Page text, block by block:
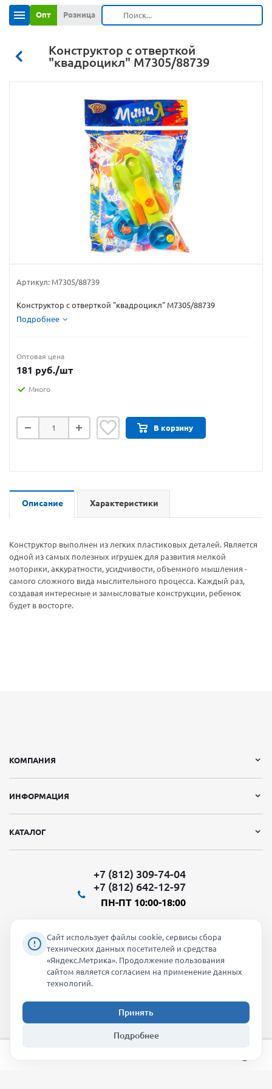
Опт Розница
Конструктор с отверткой
"квадроцикл" М7305/88739
Артикул: М7305/88739
Конструктор с отверткой "квадроцикл" М7305/88739
Подробнее
Оптовая цена
181 руб./шт
Много
В корзину
Описание Характеристики
Конструктор выполнен из легких пластиковых деталей. Является
одной из самых полезных игрушек для развития мелкой
моторики, аккуратности, усидчивости, объемного мышления -
самого сложного вида мыслительного процесса. Каждый раз,
создавая интересные и замысловатые конструкции, ребенок
будет в восторге.
КОМПАНИЯ
ИНФОРМАЦИЯ
КАТАЛОГ
+7 (812) 309-74-04
+7 (812) 642-12-97
ПН-ПТ 10:00-18:00
Мы в социальных сетях:
2026 © "Молти" - оптовый магазин
info@molti-shop.ru
Сайт использует файлы cookie, сервисы сбора
технических данных посетителей и средства
«Яндекс.Метрика». Продолжение пользования
сайтом является согласием на применение данных
технологий.
Принять
Подробнее